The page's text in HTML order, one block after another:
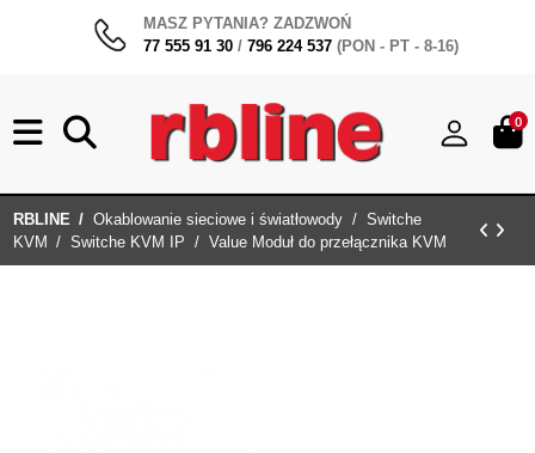
MASZ PYTANIA? ZADZWOŃ
77 555 91 30 / 796 224 537 (PON - PT - 8-16)
0
RBLINE Okablowanie sieciowe i światłowody
Switche
KVM
Switche KVM IP Value Moduł do przełącznika KVM